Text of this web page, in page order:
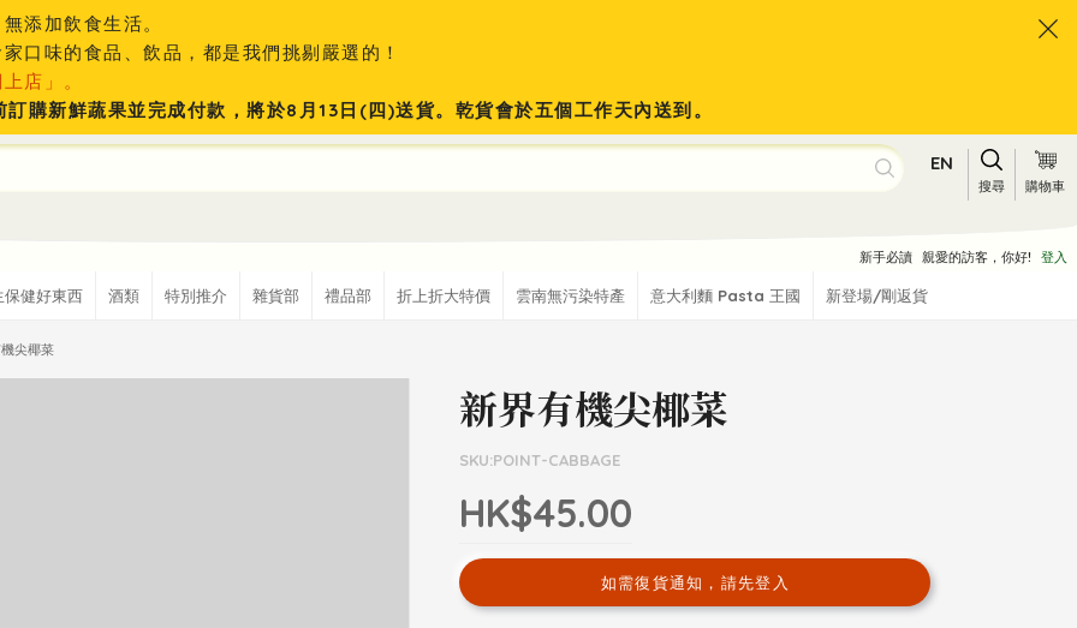
添加飲食生活。
口味的食品、飲品，都是我們挑剔嚴選的！
店」。
購新鮮蔬果並完成付款，將於8月13日(四)送貨。乾貨會於五個工作天內送到。
EN
搜尋 購物車
新手必讀 親愛的訪客，你好! 登入
保健好東西 酒類 特別推介 雜貨部 禮品部 折上折大特價 雲南無污染特產 意大利麵 Pasta 王國 新登場/剛返貨
尖椰菜
新界有機尖椰菜
SKU:POINT-CABBAGE
HK$45.00
如需復貨通知，請先登入